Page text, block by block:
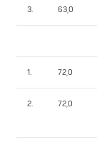
3. 63,0
1. 72,0
2. 72,0